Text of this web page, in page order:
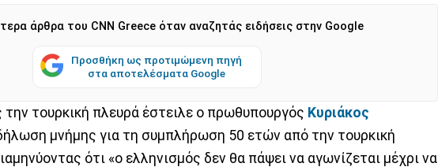
άρθρα του CNN Greece όταν αναζητάς ειδήσεις στην Google
Προσθήκη ως προτιμώμενη πηγή
στα αποτελέσματα Google
τουρκική πλευρά έστειλε ο πρωθυπουργός Κυριάκος
μνήμης για τη συμπλήρωση 50 ετών από την τουρκική
ότι «ο ελληνισμός δεν θα πάψει να αγωνίζεται μέχρι να